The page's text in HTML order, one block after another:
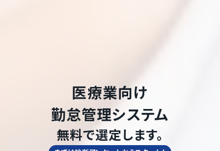
医療業向け
勤怠管理システム
無料で選定します。